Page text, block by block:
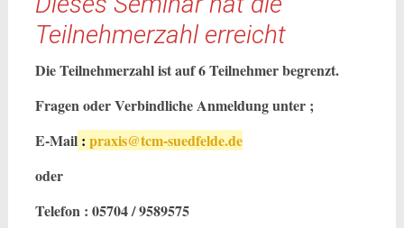
Teilnehmerzahl erreicht
Die Teilnehmerzahl ist auf 6 Teilnehmer begrenzt.
Fragen oder Verbindliche Anmeldung unter ;
E-Mail: praxis@tcm-suedfelde.de
oder
Telefon : 05704 / 9589575